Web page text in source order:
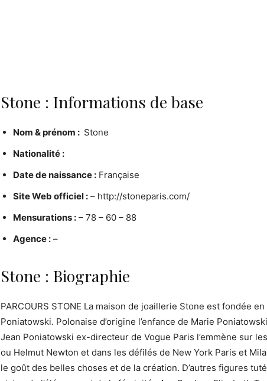
Stone : Informations de base
Nom & prénom : Stone
Nationalité :
Date de naissance : Française
Site Web officiel : – http://stoneparis.com/
Mensurations : – 78 – 60 – 88
Agence : –
Stone : Biographie
PARCOURS STONE La maison de joaillerie Stone est fondée
Poniatowski. Polonaise d’origine l’enfance de Marie
Jean Poniatowski ex-directeur de Vogue Paris l’emmène sur
ou Helmut Newton et dans les défilés de New York Paris et
le goût des belles choses et de la création. D’autres figures